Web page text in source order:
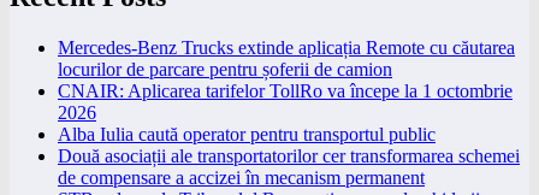
Mercedes-Benz Trucks extinde aplicația Remote cu căutarea
locurilor de parcare pentru șoferii de camion
CNAIR: Aplicarea tarifelor TollRo va începe la 1 octombrie
2026
Alba Iulia caută operator pentru transportul public
Două asociații ale transportatorilor cer transformarea schemei
de compensare a accizei în mecanism permanent